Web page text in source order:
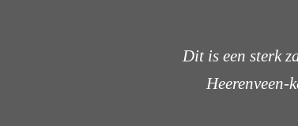
Dit is een sterk
Heerenveen-